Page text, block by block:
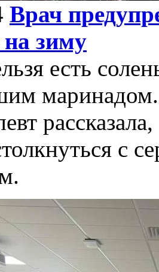
Врач
на зиму
есть
маринадом.
с